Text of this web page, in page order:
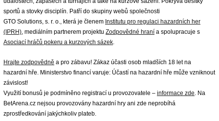
sportů a stovky disciplín. Patří do skupiny webů společnosti
GTO Solutions, s. r. o., která je členem Institutu pro regulaci hazardních her
(IPRH), mediálním partnerem projektu Zodpovědné hraní a spolupracuje s
Asociací hráčů pokeru a kurzových sázek.
Hrajte zodpovědně a pro zábavu! Zákaz účasti osob mladších 18 let na
hazardní hře. Ministerstvo financí varuje: Účastí na hazardní hře může vzniknout
závislost!
Využití bonusů je podmíněno registrací u provozovatele – informace zde. Na
BetArena.cz nejsou provozovány hazardní hry ani zde neprobíhá
zprostředkování jakýchkoliv plateb.